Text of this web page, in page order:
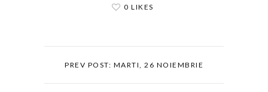
0 LIKES
PREV POST: MARTI, 26 NOIEMBRIE